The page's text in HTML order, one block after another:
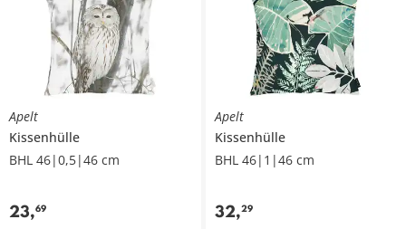
Apelt
Kissenhülle
BHL 46|0,5|46 cm
23,69
Apelt
Kissenhülle
BHL 46|1|46 cm
32,29